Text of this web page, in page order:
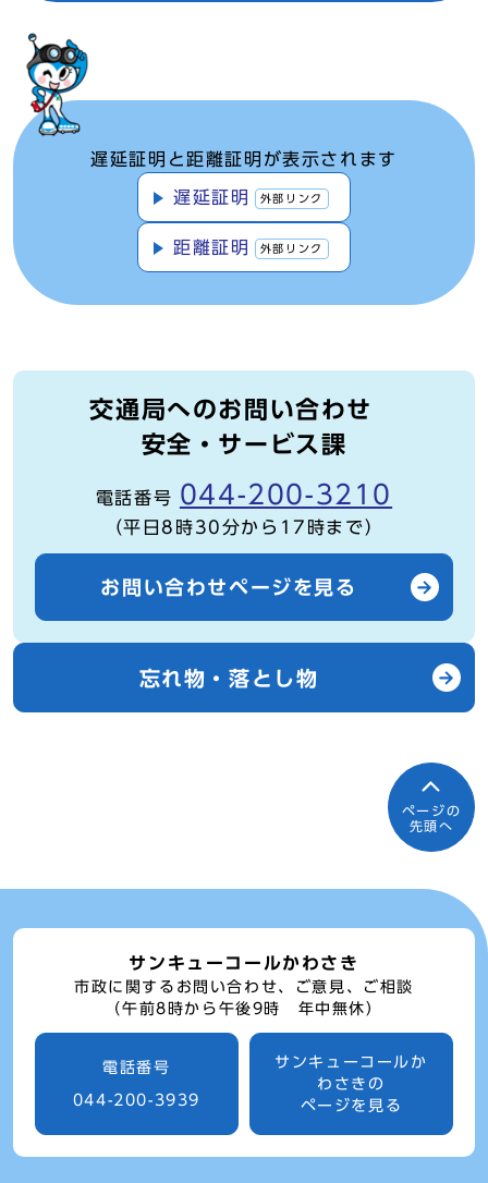
遅延証明と距離証明が表示されます
遅延証明 外部リンク
距離証明 外部リンク
交通局へのお問い合わせ
安全・サービス課
電話番号 044-200-3210
（平日8時30分から17時まで）
お問い合わせページを見る
忘れ物・落とし物
ページの
先頭へ
サンキューコールかわさき
市政に関するお問い合わせ、ご意見、ご相談
（午前8時から午後9時 年中無休）
電話番号
044-200-3939
サンキューコールか
わさきの
ページを見る